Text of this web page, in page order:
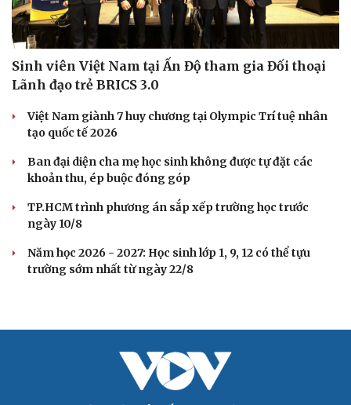
Sinh viên Việt Nam tại Ấn Độ tham gia Đối thoại
Lãnh đạo trẻ BRICS 3.0
Việt Nam giành 7 huy chương tại Olympic Trí tuệ nhân
tạo quốc tế 2026
Ban đại diện cha mẹ học sinh không được tự đặt các
khoản thu, ép buộc đóng góp
TP.HCM trình phương án sắp xếp trường học trước
ngày 10/8
Năm học 2026 - 2027: Học sinh lớp 1, 9, 12 có thể tựu
trường sớm nhất từ ngày 22/8